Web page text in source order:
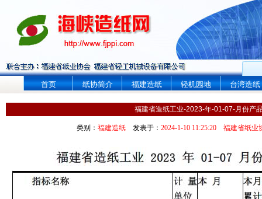
首页 纸协简介 福建造纸 轻机园地 台湾造纸
福建省造纸工业-2023-年-01-07-月份产
类别： 福建造纸发表于： 2024-1-10 11:25:20 福建省纸业